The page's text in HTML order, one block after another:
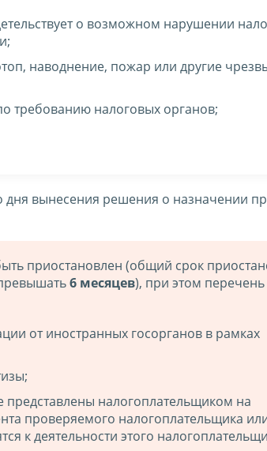
о возможном нарушении
наводнение, пожар или другие
требованию налоговых органов;
дня вынесения решения о назначении
приостановлен (общий срок
6 месяцев), при этом перечень
от иностранных госорганов в рамках
представлены налогоплательщиком на
проверяемого налогоплательщика
к деятельности этого